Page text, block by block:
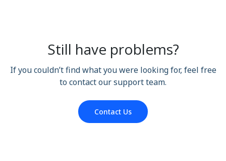
Still have problems?
If you couldn’t find what you were looking for, feel free
to contact our support team.